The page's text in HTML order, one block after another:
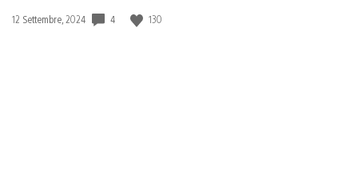
Data
12 Settembre, 2024 4 130